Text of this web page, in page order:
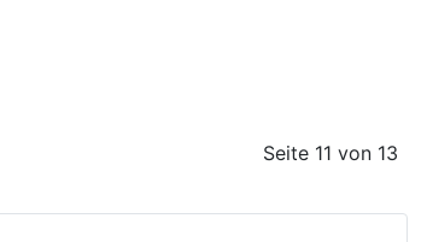
Seite 11 von 13